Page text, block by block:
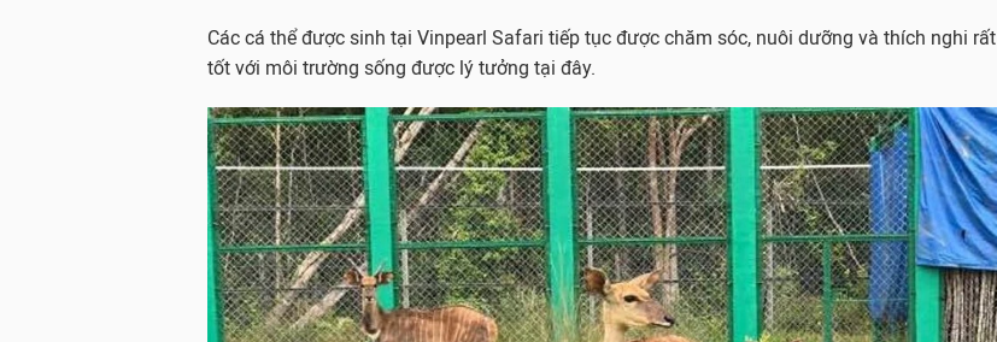
Các cá thể được sinh tại Vinpearl Safari tiếp tục được chăm sóc, nuôi dưỡng và thích nghi rất
tốt với môi trường sống được lý tưởng tại đây.